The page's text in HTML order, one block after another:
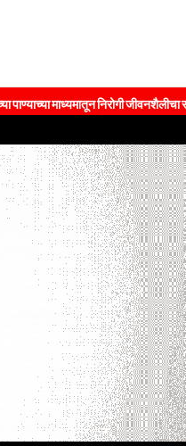
निरोगी जीवनशैलीचा संदेश